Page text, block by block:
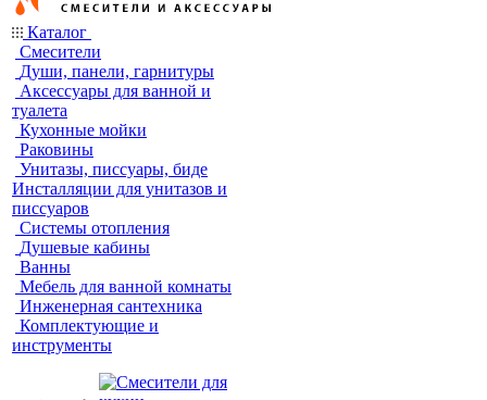
Каталог
Смесители
Души, панели, гарнитуры
Аксессуары для ванной и
туалета
Кухонные мойки
Раковины
Унитазы, писсуары, биде
Инсталляции для унитазов и
писсуаров
Системы отопления
Душевые кабины
Ванны
Мебель для ванной комнаты
Инженерная сантехника
Комплектующие и
инструменты